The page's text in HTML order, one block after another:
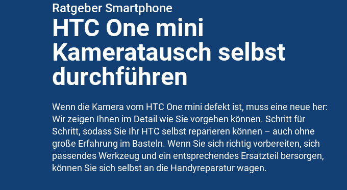
Ratgeber Smartphone
HTC One mini
Kameratausch selbst
durchführen
Wenn die Kamera vom HTC One mini defekt ist, muss eine neue her:
Wir zeigen Ihnen im Detail wie Sie vorgehen können. Schritt für
Schritt, sodass Sie Ihr HTC selbst reparieren können – auch ohne
große Erfahrung im Basteln. Wenn Sie sich richtig vorbereiten, sich
passendes Werkzeug und ein entsprechendes Ersatzteil bersorgen,
können Sie sich selbst an die Handyreparatur wagen.